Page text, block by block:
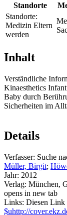
Standorte
Standorte:
Medizin Eltern
werden
Inhalt
Verständliche
Kinaesthetics
Baby durch
Sicherheiten im
Details
Verfasser: Suche
Müller, Birgit;
Jahr: 2012
Verlag: München,
opens in new tab
Links: Diesen Link
$uhttp://